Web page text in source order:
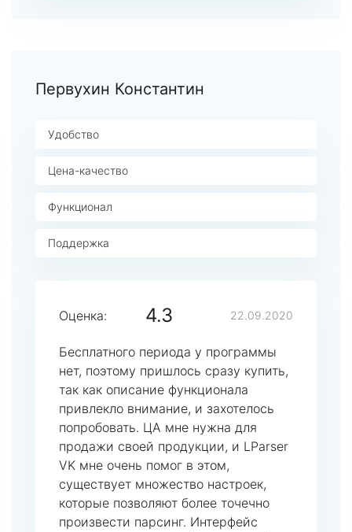
Первухин Константин
Удобство
Цена-качество
Функционал
Поддержка
Оценка: 4.3 22.09.2020
Бесплатного периода у программы
нет, поэтому пришлось сразу купить,
так как описание функционала
привлекло внимание, и захотелось
попробовать. ЦА мне нужна для
продажи своей продукции, и LParser
VK мне очень помог в этом,
существует множество настроек,
которые позволяют более точечно
произвести парсинг. Интерфейс